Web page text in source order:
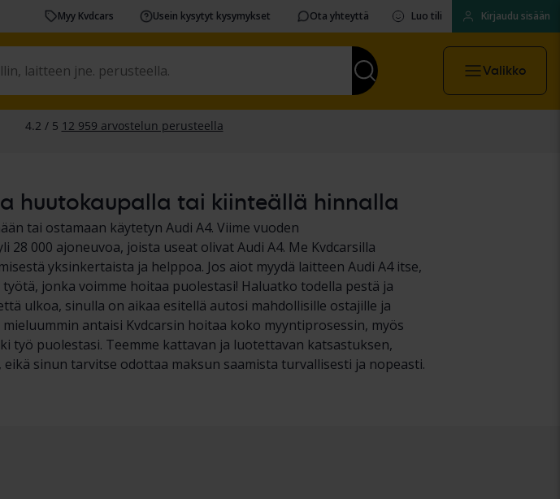
Myy Kvdcars Usein kysytyt kysymykset Ota yhteyttä Luo tili Kirjaudu sisään
Valikko
huutokaupalla tai kiinteällä hinnalla
tai ostamaan käytetyn Audi A4. Viime vuoden
000 ajoneuvoa, joista useat olivat Audi A4. Me Kvdcarsilla
yksinkertaista ja helppoa. Jos aiot myydä laitteen Audi A4 itse,
jonka voimme hoitaa puolestasi! Haluatko todella pestä ja
ulkoa, sinulla on aikaa esitellä autosi mahdollisille ostajille ja
antaisi Kvdcarsin hoitaa koko myyntiprosessin, myös
työ puolestasi. Teemme kattavan ja luotettavan katsastuksen,
sinun tarvitse odottaa maksun saamista turvallisesti ja nopeasti.